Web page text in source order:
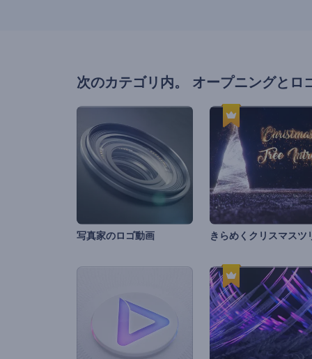
次のカテゴリ内。 オープニングとロ
写真家のロゴ動画